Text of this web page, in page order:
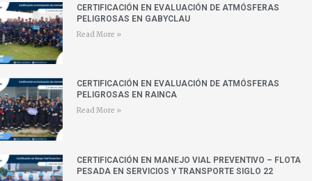
CERTIFICACIÓN EN EVALUACIÓN DE ATMÓSFERAS
PELIGROSAS EN GABYCLAU
Read More »
CERTIFICACIÓN EN EVALUACIÓN DE ATMÓSFERAS
PELIGROSAS EN RAINCA
Read More »
CERTIFICACIÓN EN MANEJO VIAL PREVENTIVO – FLOTA
PESADA EN SERVICIOS Y TRANSPORTE SIGLO 22